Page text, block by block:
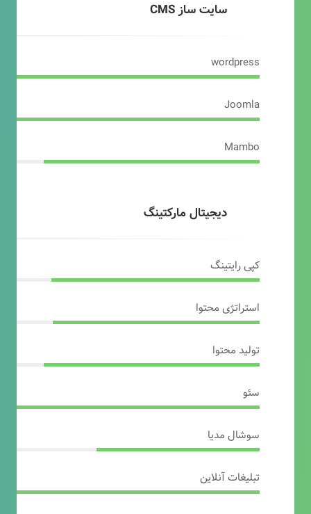
سایت ساز CMS
wordpress
Joomla
Mambo
دیجیتال مارکتینگ
کپی رایتینگ
استراتژی محتوا
تولید محتوا
سئو
سوشال مدیا
تبلیغات آنلاین